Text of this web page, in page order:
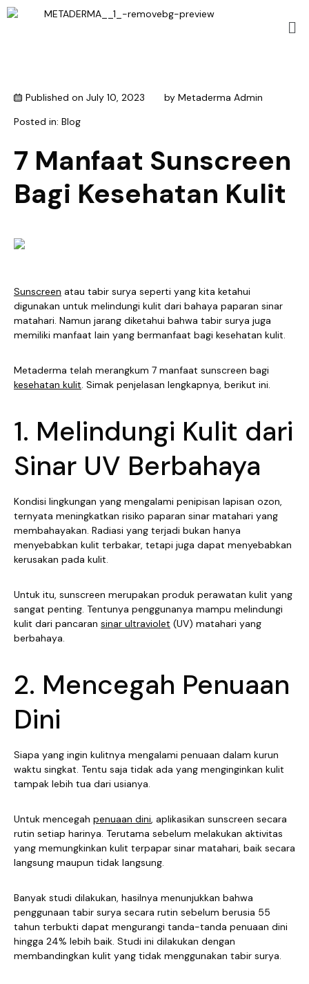
Published on July 10, 2023 by Metaderma Admin
Posted in: Blog
7 Manfaat Sunscreen
Bagi Kesehatan Kulit
Sunscreen atau tabir surya seperti yang kita ketahui
digunakan untuk melindungi kulit dari bahaya paparan sinar
matahari. Namun jarang diketahui bahwa tabir surya juga
memiliki manfaat lain yang bermanfaat bagi kesehatan kulit.
Metaderma telah merangkum 7 manfaat sunscreen bagi
kesehatan kulit. Simak penjelasan lengkapnya, berikut ini.
1. Melindungi Kulit dari
Sinar UV Berbahaya
Kondisi lingkungan yang mengalami penipisan lapisan ozon,
ternyata meningkatkan risiko paparan sinar matahari yang
membahayakan. Radiasi yang terjadi bukan hanya
menyebabkan kulit terbakar, tetapi juga dapat menyebabkan
kerusakan pada kulit.
Untuk itu, sunscreen merupakan produk perawatan kulit yang
sangat penting. Tentunya penggunanya mampu melindungi
kulit dari pancaran sinar ultraviolet (UV) matahari yang
berbahaya.
2. Mencegah Penuaan
Dini
Siapa yang ingin kulitnya mengalami penuaan dalam kurun
waktu singkat. Tentu saja tidak ada yang menginginkan kulit
tampak lebih tua dari usianya.
Untuk mencegah penuaan dini, aplikasikan sunscreen secara
rutin setiap harinya. Terutama sebelum melakukan aktivitas
yang memungkinkan kulit terpapar sinar matahari, baik secara
langsung maupun tidak langsung.
Banyak studi dilakukan, hasilnya menunjukkan bahwa
penggunaan tabir surya secara rutin sebelum berusia 55
tahun terbukti dapat mengurangi tanda-tanda penuaan dini
hingga 24% lebih baik. Studi ini dilakukan dengan
membandingkan kulit yang tidak menggunakan tabir surya.